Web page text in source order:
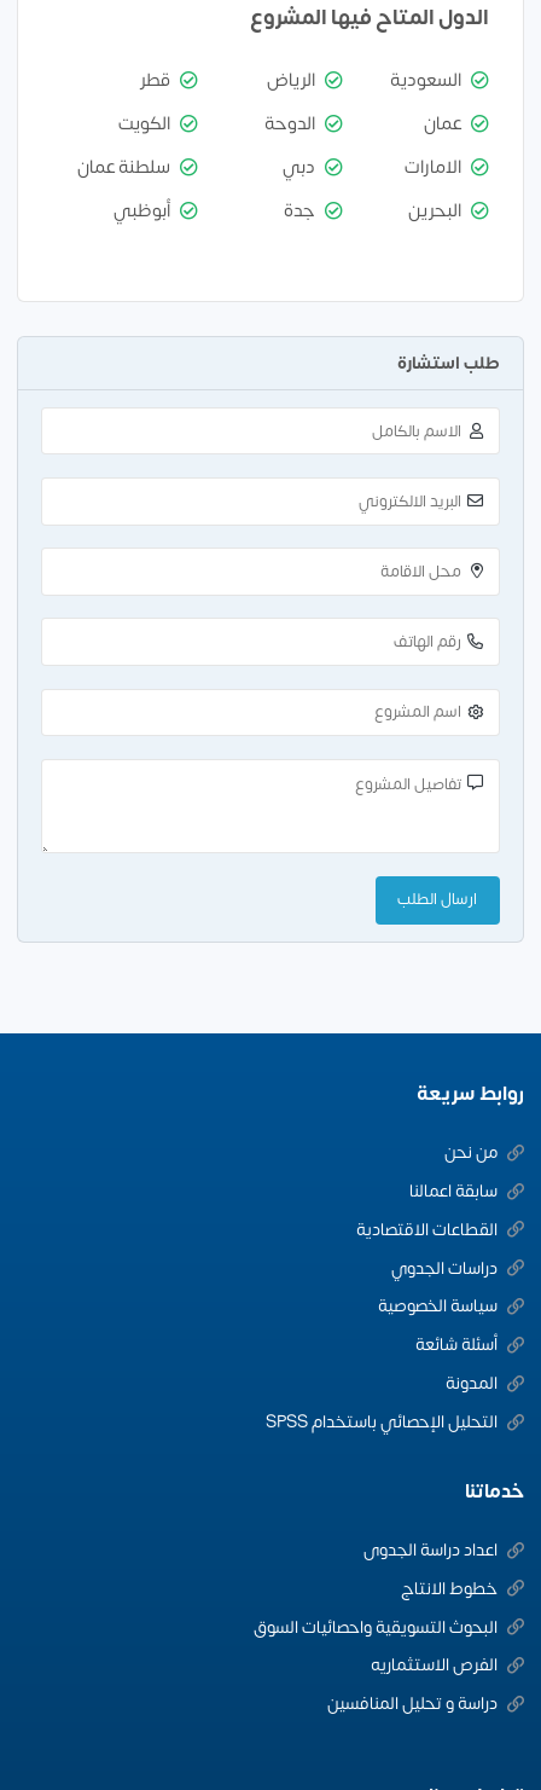
الدول المتاح فيها المشروع
السعودية الرياض
قطر
عمان
الدوحة
الكويت
الامارات
دبي
سلطنة عمان
البحرين
جدة أبوظبي
طلب استشارة
روابط سريعة
من نحن
سابقة اعمالنا
القطاعات الاقتصادية
دراسات الجدوي
سياسة الخصوصية
أسئلة شائعة
المدونة
التحليل الإحصائي باستخدام SPSS
خدماتنا
اعداد دراسة الجدوى
خطوط الانتاج
البحوث التسويقية واحصائيات السوق
الفرص الاستثماريه
دراسة و تحليل المنافسين